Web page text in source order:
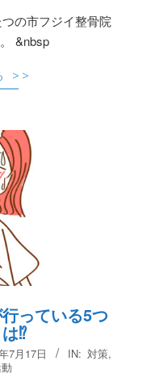
の市フジイ整骨院
&nbsp
>>
っている5つ
⁉
7月17日 IN: 対策,